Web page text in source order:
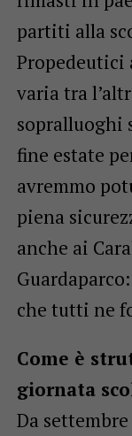
partiti alla
varia tra
sopralluoghi
fine estate
avremmo
piena
anche ai
che tutti ne
Come è
giornata
Da